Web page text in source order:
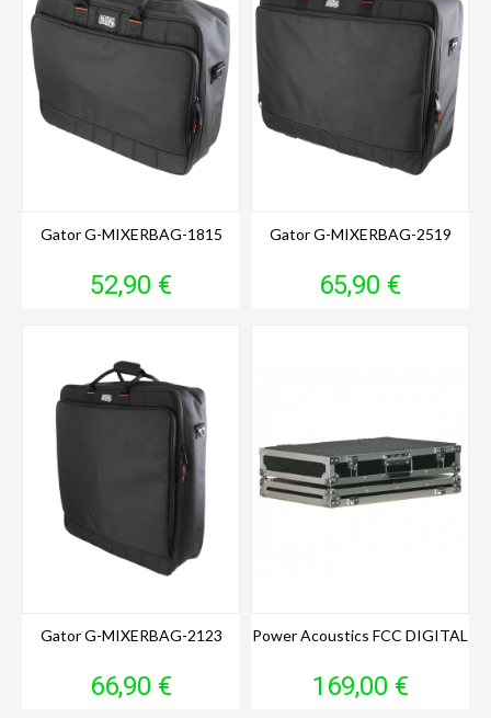
Gator G-MIXERBAG-1815
Prix
52,90 €
Gator G-MIXERBAG-2519
Prix
65,90 €
Gator G-MIXERBAG-2123
Prix
66,90 €
Power Acoustics FCC DIGITAL
Prix
169,00 €